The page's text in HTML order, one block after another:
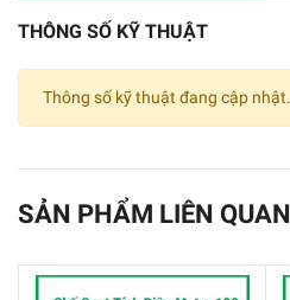
THÔNG SỐ KỸ THUẬT
Thông số kỹ thuật đang cập nhật.
SẢN PHẨM LIÊN QUAN